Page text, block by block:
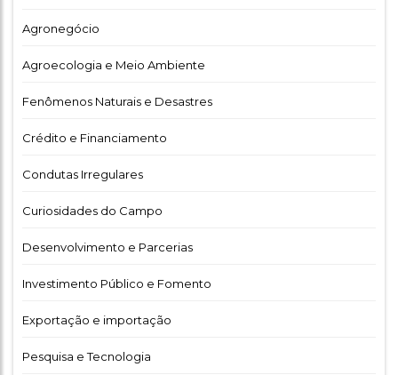
Agronegócio
Agroecologia e Meio Ambiente
Fenômenos Naturais e Desastres
Crédito e Financiamento
Condutas Irregulares
Curiosidades do Campo
Desenvolvimento e Parcerias
Investimento Público e Fomento
Exportação e importação
Pesquisa e Tecnologia